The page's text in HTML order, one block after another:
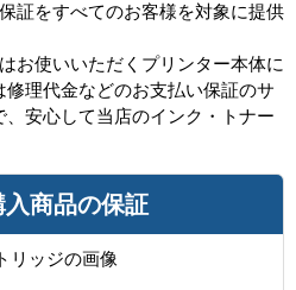
証をすべてのお客様を対象に提供
お使いいただくプリンター本体に
理代金などのお支払い保証のサ
安心して当店のインク・トナー
入商品の保証